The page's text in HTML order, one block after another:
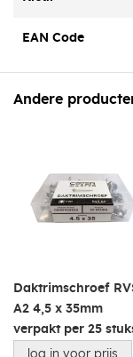
EAN Code
Andere
Daktrimschroef
A2 4,5 x 35mm
verpakt per 25
log in voor prijs